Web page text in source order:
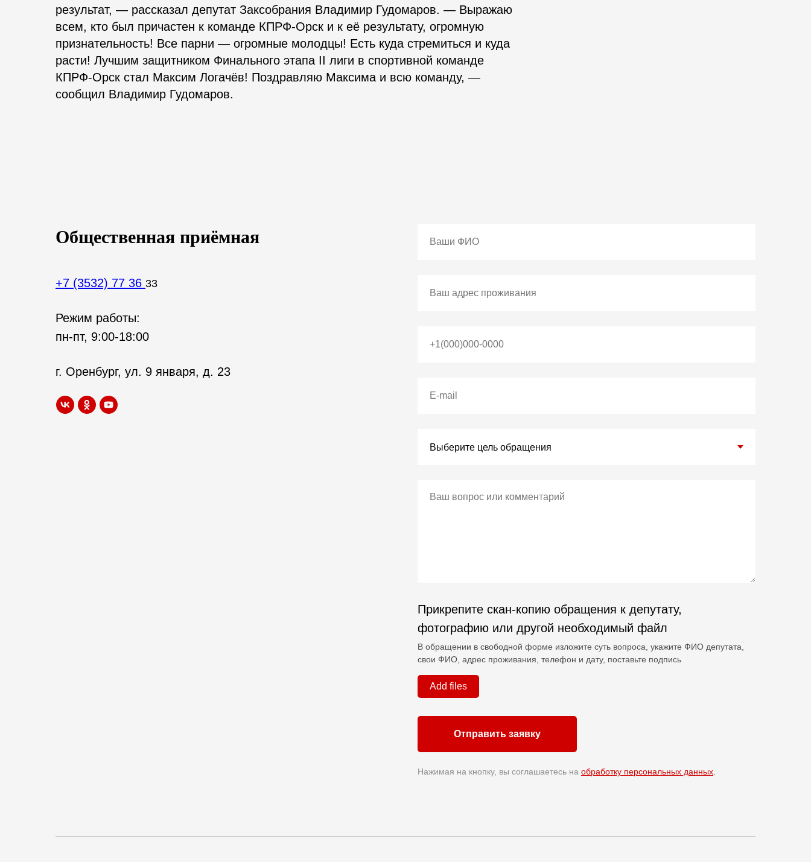
результат, — рассказал депутат Заксобрания Владимир Гудомаров. — Выражаю
всем, кто был причастен к команде КПРФ-Орск и к её результату, огромную
признательность! Все парни — огромные молодцы! Есть куда стремиться и куда
расти! Лучшим защитником Финального этапа II лиги в спортивной команде
КПРФ-Орск стал Максим Логачёв! Поздравляю Максима и всю команду, —
сообщил Владимир Гудомаров.
Общественная приёмная
+7 (3532) 77 36 33
Режим работы:
пн-пт, 9:00-18:00
г. Оренбург, ул. 9 января, д. 23
Прикрепите скан-копию обращения к депутату,
фотографию или другой необходимый файл
В обращении в свободной форме изложите суть вопроса, укажите ФИО депутата,
свои ФИО, адрес проживания, телефон и дату, поставьте подпись
Add files
Отправить заявку
Нажимая на кнопку, вы соглашаетесь на обработку персональных данных